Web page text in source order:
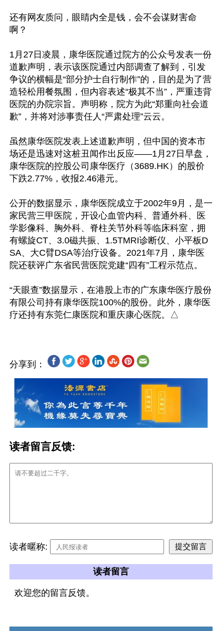
还有网友质问，眼睛内全是钱，会不会谋财害命
啊？
1月27日凌晨，康华医院通过院方的公众号发表一份
道歉声明，表示该医院通过内部调查了解到，引发
争议的横幅是“部分护士自行制作”的，目的是为了营
造轻松用餐氛围，但内容表述“极其不当”，严重违背
医院的办院宗旨。声明称，院方为此“郑重向社会道
歉”，并将对涉事责任人“严肃处理”云云。
虽然康华医院发表上述道歉声明，但中国的资本市
场还是迅速对这桩丑闻作出反应——1月27日早盘，
康华医院的控股公司康华医疗（3689.HK）的股价
下跌2.77%，收报2.46港元。
公开的数据显示，康华医院成立于2002年9月，是一
家民营三甲医院，开设心血管内科、普通外科、医
学影像科、胸外科、脊柱关节外科等临床科室，拥
有螺旋CT、3.0磁共振、1.5TMRI诊断仪、小平板D
SA、大C臂DSA等治疗设备。2021年7月，康华医
院还获评广东省民营医院党建“四有”工程示范点。
“天眼查”数据显示，在港股上市的广东康华医疗股份
有限公司持有康华医院100%的股份。此外，康华医
分享到：
读者留言反馈:
读者暱称:
读者留言
欢迎您的留言反馈。